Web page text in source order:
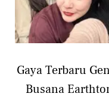
Gaya Terbaru
Busana